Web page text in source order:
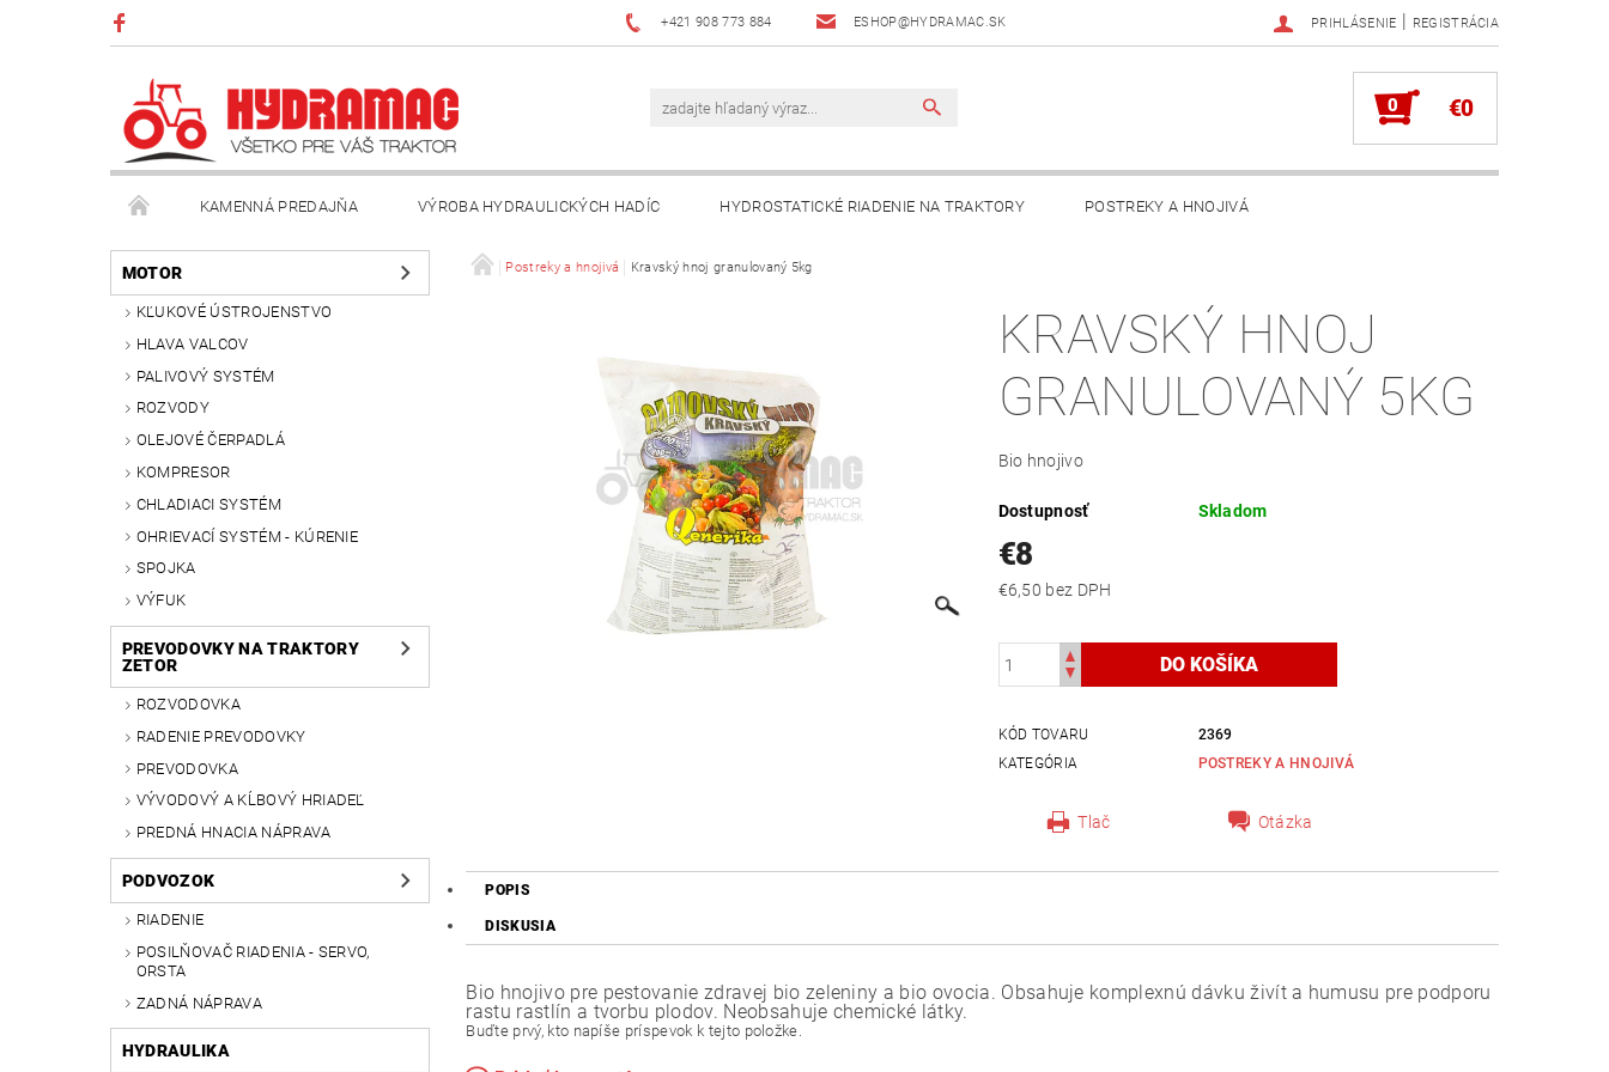
+421 908 773 884 ESHOP@HYDRAMAC.SK PRIHLÁSENIE | REGISTRÁCIA
0 €0
KAMENNÁ PREDAJŇA VÝROBA HYDRAULICKÝCH HADÍC HYDROSTATICKÉ RIADENIE NA TRAKTORY POSTREKY A HNOJIVÁ
VŠEOBECNÉ OBCHODNÉ PODMIENKY KONTAKT AKO NAKUPOVAŤ? DÔLEŽITÉ INFORMÁCIE
MOTOR
KĽUKOVÉ ÚSTROJENSTVO
HLAVA VALCOV
PALIVOVÝ SYSTÉM
ROZVODY
OLEJOVÉ ČERPADLÁ
KOMPRESOR
CHLADIACI SYSTÉM
OHRIEVACÍ SYSTÉM - KÚRENIE
SPOJKA
VÝFUK
PREVODOVKY NA TRAKTORY
ZETOR
ROZVODOVKA
RADENIE PREVODOVKY
PREVODOVKA
VÝVODOVÝ A KĹBOVÝ HRIADEĽ
PREDNÁ HNACIA NÁPRAVA
PODVOZOK
RIADENIE
POSILŇOVAČ RIADENIA - SERVO,
ORSTA
ZADNÁ NÁPRAVA
HYDRAULIKA
Postreky a hnojivá Kravský hnoj granulovaný 5kg
KRAVSKÝ HNOJ
GRANULOVANÝ 5KG
Bio hnojivo
Dostupnosť Skladom
€8
€6,50 bez DPH
KÓD TOVARU
2369
KATEGÓRIA
POSTREKY A HNOJIVÁ
Tlač Otázka
POPIS
DISKUSIA
Bio hnojivo pre pestovanie zdravej bio zeleniny a bio ovocia. Obsahuje komplexnú dávku živít a humusu pre podporu
rastu rastlín a tvorbu plodov. Neobsahuje chemické látky.
Buďte prvý, kto napíše príspevok k tejto položke.